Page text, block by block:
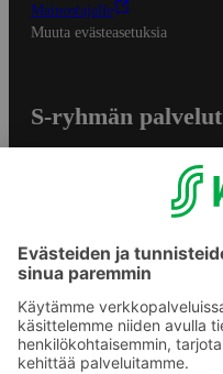
Mainostajalle
Muuta evästeasetuksia
S-ryhmän palvelut
S-ostoslista -sovellus
Prisma.fi
Sokos.fi
S-Pankki
Yhteishyvä